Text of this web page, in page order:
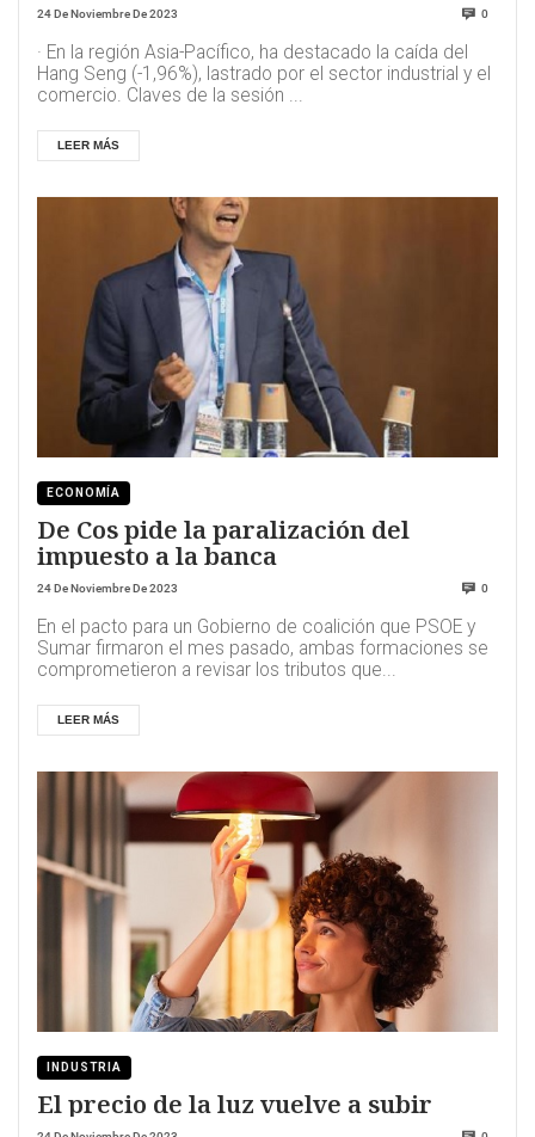
24 De Noviembre De 2023 0
· En la región Asia-Pacífico, ha destacado la caída del
Hang Seng (-1,96%), lastrado por el sector industrial y el
comercio. Claves de la sesión ...
LEER MÁS
ECONOMÍA
De Cos pide la paralización del
impuesto a la banca
24 De Noviembre De 2023 0
En el pacto para un Gobierno de coalición que PSOE y
Sumar firmaron el mes pasado, ambas formaciones se
comprometieron a revisar los tributos que...
LEER MÁS
INDUSTRIA
El precio de la luz vuelve a subir